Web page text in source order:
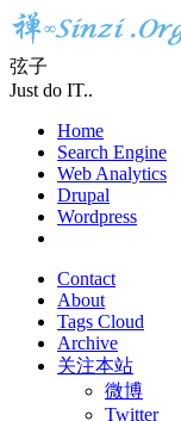
弦子
Just do IT..
Home
Search Engine
Web Analytics
Drupal
Wordpress
Contact
About
Tags Cloud
Archive
关注本站
微博
Twitter